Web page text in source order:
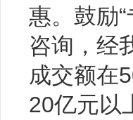
惠。鼓励
咨询，经
成交额在
20亿元以